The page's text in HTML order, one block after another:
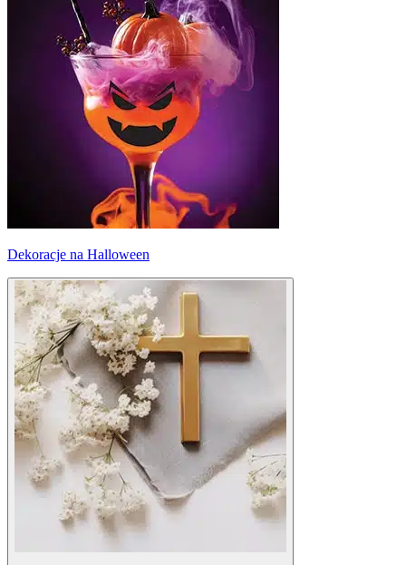
Dekoracje na Halloween